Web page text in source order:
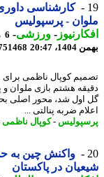
کارشناسی داوری
- پرسپولیس
-ورزشی-
20:47
80751468
کوپال ناظمی برای
هشتم بازی ملوان و
شد، محور اصلی بحث ها
ضربه پنالتی ...
-کوپال ناظمی-
واکنش چین به
در پاکستان